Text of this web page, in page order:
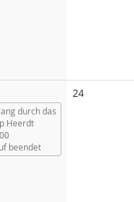
durch das
Heerdt
beendet
24Keine